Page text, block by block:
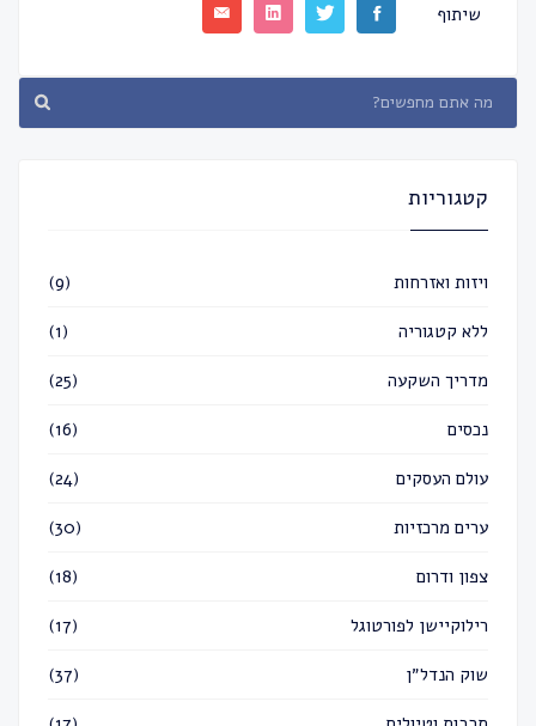
שיתוף
קטגוריות
ויזות ואזרחות (9)
ללא קטגוריה (1)
מדריך השקעה (25)
נכסים (16)
עולם העסקים (24)
ערים מרכזיות (30)
צפון ודרום (18)
רילוקיישן לפורטוגל (17)
שוק הנדל״ן (37)